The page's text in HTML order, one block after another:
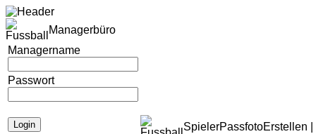
Managerbüro
Managername
Passwort
SpielerPassfotoErstellen |